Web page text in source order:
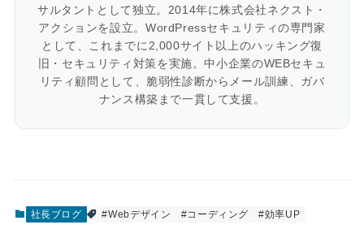
サルタントとして独立。2014年に株式会社ネクスト・
アクションを設立。WordPressセキュリティの専門家
として、これまでに2,000サイト以上のハッキング復
旧・セキュリティ対策を実施。中小企業のWEBセキュ
リティ顧問として、脆弱性診断からメール訓練、ガバ
ナンス構築まで一貫して支援。
社長ブログ #Webデザイン #コーディング #効率UP